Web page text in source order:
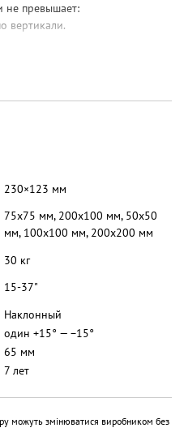
не превышает:
вертикали.
31» — эта модель позволяет
винтов М5-М6 так
-
установить
наклонные механизмы на
230×123 мм
75x75 мм, 200x100 мм, 50x50
мм, 100х100 мм, 200x200 мм
30 кг
15-37"
Наклонный
один +15° — −15°
65 мм
7 лет
можуть змінюватися виробником без